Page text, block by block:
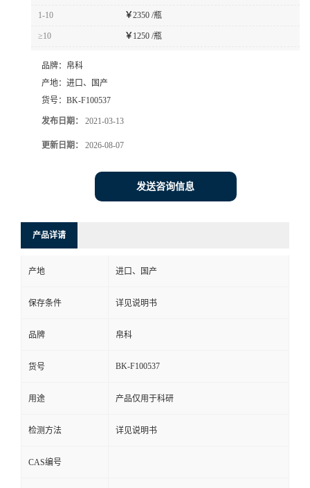
1-10 ￥2350 /瓶
≥10 ￥ 1250 /瓶
品牌： 帛科
产地： 进口、国产
货号： BK-F100537
发布日期： 2021-03-13
更新日期： 2026-08-07
发送咨询信息
产品详请
产地 进口、国产
保存条件 详见说明书
品牌 帛科
货号 BK-F100537
用途 产品仅用于科研
检测方法 详见说明书
CAS编号